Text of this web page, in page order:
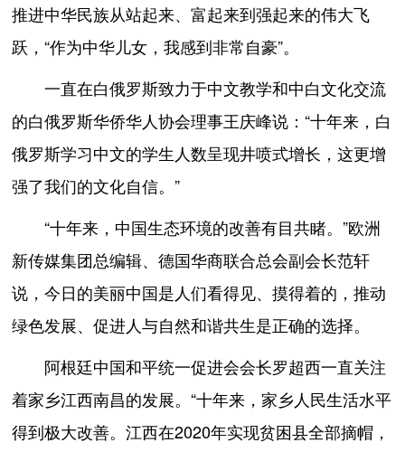
推进中华民族从站起来、富起来到强起来的伟大飞
跃，“作为中华儿女，我感到非常自豪”。
一直在白俄罗斯致力于中文教学和中白文化交流
的白俄罗斯华侨华人协会理事王庆峰说：“十年来，白
俄罗斯学习中文的学生人数呈现井喷式增长，这更增
强了我们的文化自信。”
“十年来，中国生态环境的改善有目共睹。”欧洲
新传媒集团总编辑、德国华商联合总会副会长范轩
说，今日的美丽中国是人们看得见、摸得着的，推动
绿色发展、促进人与自然和谐共生是正确的选择。
阿根廷中国和平统一促进会会长罗超西一直关注
着家乡江西南昌的发展。“十年来，家乡人民生活水平
得到极大改善。江西在2020年实现贫困县全部摘帽，